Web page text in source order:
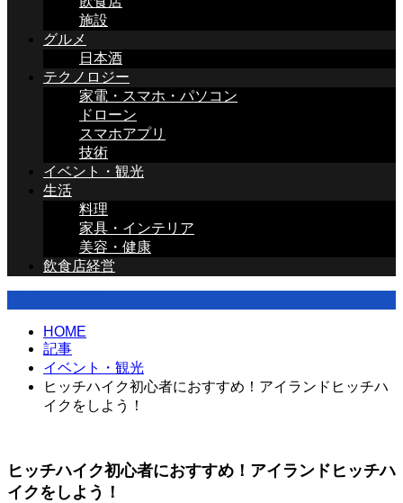
施設
グルメ
日本酒
テクノロジー
家電・スマホ・パソコン
ドローン
スマホアプリ
技術
イベント・観光
生活
料理
家具・インテリア
美容・健康
飲食店経営
HOME
記事
イベント・観光
ヒッチハイク初心者におすすめ！アイランドヒッチハ
イクをしよう！
ヒッチハイク初心者におすすめ！アイランドヒッチハ
イクをしよう！